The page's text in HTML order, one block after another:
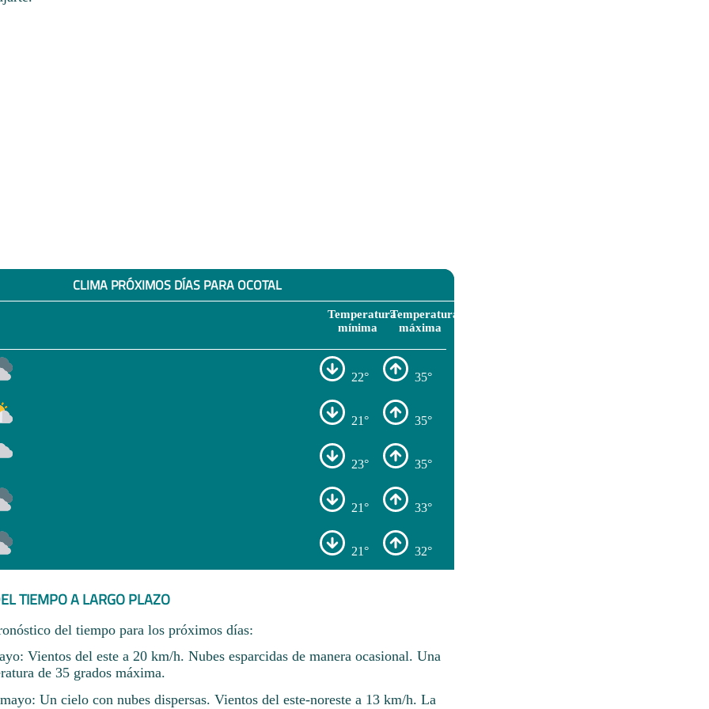
CLIMA PRÓXIMOS DÍAS PARA OCOTAL
Temperatura
mínima
Temperatura
máxima
22° 35°
21° 35°
23° 35°
21° 33°
21° 32°
TIEMPO A LARGO PLAZO
del tiempo para los próximos días:
Vientos del este a 20 km/h. Nubes esparcidas de manera ocasional. Una
de 35 grados máxima.
Un cielo con nubes dispersas. Vientos del este-noreste a 13 km/h. La